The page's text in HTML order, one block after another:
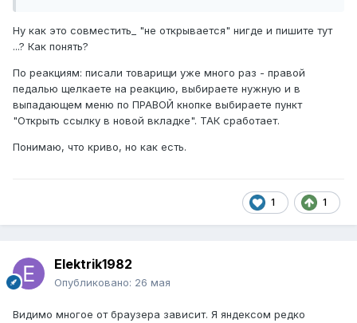
Ну как это совместить_ "не открывается" нигде и пишите тут
...? Как понять?
По реакциям: писали товарищи уже много раз - правой
педалью щелкаете на реакцию, выбираете нужную и в
выпадающем меню по ПРАВОЙ кнопке выбираете пункт
"Открыть ссылку в новой вкладке". ТАК сработает.
Понимаю, что криво, но как есть.
1 1
Elektrik1982
Опубликовано: 26 мая
Видимо многое от браузера зависит. Я яндексом редко